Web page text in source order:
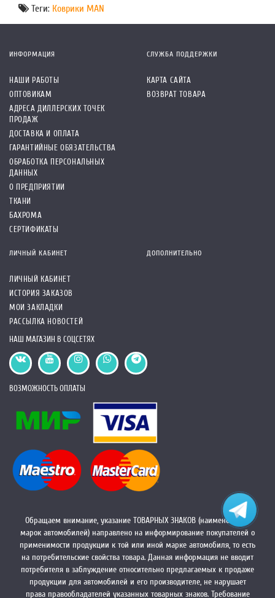
Теги: Коврики MAN
ИНФОРМАЦИЯ
НАШИ РАБОТЫ
ОПТОВИКАМ
АДРЕСА ДИЛЛЕРСКИХ ТОЧЕК
ПРОДАЖ
ДОСТАВКА И ОПЛАТА
ГАРАНТИЙНЫЕ ОБЯЗАТЕЛЬСТВА
ОБРАБОТКА ПЕРСОНАЛЬНЫХ
ДАННЫХ
О ПРЕДПРИЯТИИ
ТКАНИ
БАХРОМА
СЕРТИФИКАТЫ
СЛУЖБА ПОДДЕРЖКИ
КАРТА САЙТА
ВОЗВРАТ ТОВАРА
ЛИЧНЫЙ КАБИНЕТ
ЛИЧНЫЙ КАБИНЕТ
ИСТОРИЯ ЗАКАЗОВ
МОИ ЗАКЛАДКИ
РАССЫЛКА НОВОСТЕЙ
ДОПОЛНИТЕЛЬНО
НАШ МАГАЗИН В СОЦСЕТЯХ
ВОЗМОЖНОСТЬ ОПЛАТЫ
Обращаем внимание, указание ТОВАРНЫХ ЗНАКОВ (наименований
марок автомобилей) направлено на информирование покупателей о
применимости продукции к той или иной марке автомобиля, то есть
на потребительские свойства товара. Данная информация не вводит
потребителя в заблуждение относительно предлагаемых к продаже
продукции для автомобилей и его производителе, не нарушает
права правообладателей указанных товарных знаков. Требование